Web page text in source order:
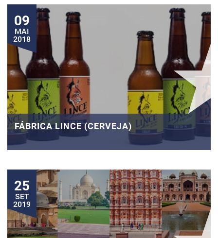
09
MAI
2018
FÁBRICA LINCE (CERVEJA)
25
SET
2019